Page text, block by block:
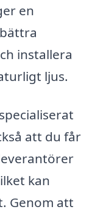
en
installera
ljus.
att du får
kan
Genom att